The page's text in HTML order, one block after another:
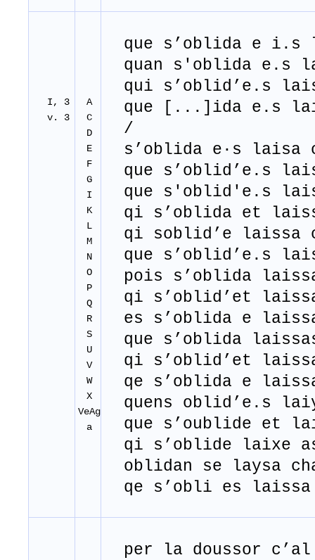
I, 3
v. 3
A
C
D
E
F
G
I
K
L
M
N
O
P
Q
R
S
U
V
W
X
VeAg
a
que s’oblida e i.s
quan s'oblida e.s
qui s’oblid’e.s
que [...]ida e.s
/
s’oblida e∙s laisa
que s’oblid’e.s
que s'oblid'e.s
qi s’oblida et
qi soblid’e laissa
que s’oblid’e.s
pois s’oblida
qi s’oblid’et
es s’oblida e
que s’oblida
qi s’oblid’et
qe s’oblida e
quens oblid’e.s
que s’oublide et
qi s’oblide laixe
oblidan se laysa
qe s’obli es laissa
per la doussor